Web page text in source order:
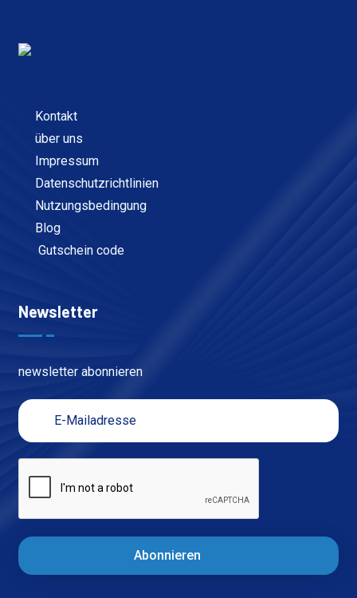
Kontakt
über uns
Impressum
Datenschutzrichtlinien
Nutzungsbedingung
Blog
Gutschein code
Newsletter
newsletter abonnieren
Abonnieren